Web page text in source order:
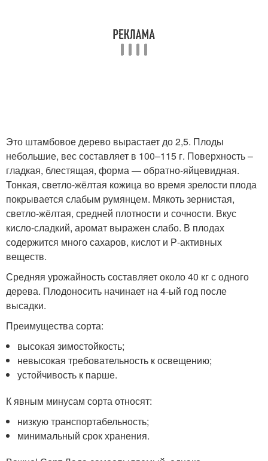
Это штамбовое дерево вырастает до 2,5. Плоды
небольшие, вес составляет в 100–115 г. Поверхность –
гладкая, блестящая, форма — обратно-яйцевидная.
Тонкая, светло-жёлтая кожица во время зрелости плода
покрывается слабым румянцем. Мякоть зернистая,
светло-жёлтая, средней плотности и сочности. Вкус
кисло-сладкий, аромат выражен слабо. В плодах
содержится много сахаров, кислот и Р-активных
веществ.
Средняя урожайность составляет около 40 кг с одного
дерева. Плодоносить начинает на 4-ый год после
высадки.
Преимущества сорта:
высокая зимостойкость;
невысокая требовательность к освещению;
устойчивость к парше.
К явным минусам сорта относят:
низкую транспортабельность;
минимальный срок хранения.